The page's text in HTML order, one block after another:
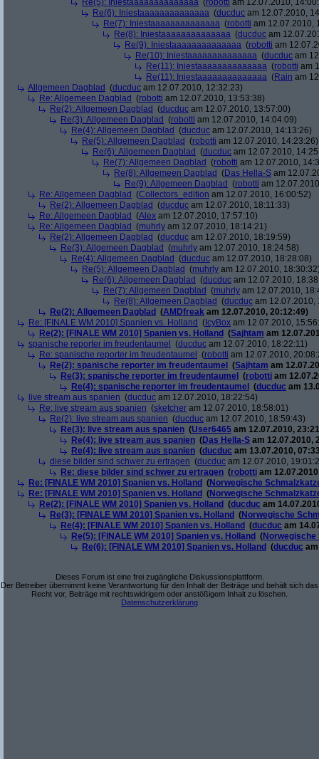
Re(5): Iniestaaaaaaaaaaaaaa ( robotti am 12.07.2010,
Re(6): Iniestaaaaaaaaaaaaaa (ducduc am 12.07.2010,
Re(7): Iniestaaaaaaaaaaaaaa (robotti am 12.07.2010,
Re(8): Iniestaaaaaaaaaaaaaa (ducduc am
Re(9): Iniestaaaaaaaaaaaaaa (robotti am
Re(10): Iniestaaaaaaaaaaaaaa (ducduc am
Re(11): Iniestaaaaaaaaaaaaaa (robotti am
Re(11): Iniestaaaaaaaaaaaaaa (Rain am
Allgemeen Dagblad (ducduc am 12.07.2010, 12:32:23)
Re: Allgemeen Dagblad (robotti am 12.07.2010, 13:53:38)
Re(2): Allgemeen Dagblad (ducduc am 12.07.2010, 13:57:00)
Re(3): Allgemeen Dagblad (robotti am 12.07.2010, 14:04:09)
Re(4): Allgemeen Dagblad (ducduc am 12.07.2010, 14:13:26)
Re(5): Allgemeen Dagblad (robotti am 12.07.2010, 14:23:26)
Re(6): Allgemeen Dagblad (ducduc am 12.07.2010,
Re(7): Allgemeen Dagblad (robotti am 12.07.2010,
Re(8): Allgemeen Dagblad (Das Hella-S am
Re(9): Allgemeen Dagblad (robotti am
Re: Allgemeen Dagblad (Collectors_edition am 12.07.2010, 16:00:52)
Re(2): Allgemeen Dagblad (ducduc am 12.07.2010, 18:11:33)
Re: Allgemeen Dagblad (Alex am 12.07.2010, 17:57:10)
Re: Allgemeen Dagblad (muhrly am 12.07.2010, 18:14:21)
Re(2): Allgemeen Dagblad (ducduc am 12.07.2010, 18:19:59)
Re(3): Allgemeen Dagblad (muhrly am 12.07.2010, 18:24:58)
Re(4): Allgemeen Dagblad (ducduc am 12.07.2010, 18:28:08)
Re(5): Allgemeen Dagblad (muhrly am 12.07.2010,
Re(6): Allgemeen Dagblad (ducduc am 12.07.2010,
Re(7): Allgemeen Dagblad (muhrly am 12.07.2010,
Re(8): Allgemeen Dagblad (ducduc am 12.07.2010,
Re(2): Allgemeen Dagblad (AMDfreak am 12.07.2010, 20:12:49)
Re: [FINALE WM 2010] Spanien vs. Holland ( IcyBox am 12.07.2010,
Re(2): [FINALE WM 2010] Spanien vs. Holland (Sajhtam am
spanische reporter im freudentaumel
(ducduc am 12.07.2010, 18:22:11)
Re: spanische reporter im freudentaumel
(robotti am 12.07.2010,
Re(2): spanische reporter im freudentaumel
(Sajhtam am
Re(3): spanische reporter im freudentaumel
(robotti am
Re(4): spanische reporter im freudentaumel
(ducduc am
live stream aus spanien (ducduc am 12.07.2010, 18:22:54)
Re: live stream aus spanien (sketcher am 12.07.2010, 18:58:01)
Re(2): live stream aus spanien (ducduc am 12.07.2010, 18:59:43)
Re(3): live stream aus spanien (User6465 am 12.07.2010,
Re(4): live stream aus spanien (Das Hella-S am 12.07.2010,
Re(4): live stream aus spanien (ducduc am 13.07.2010,
diese bilder sind schwer zu ertragen (ducduc am 12.07.2010,
Re: diese bilder sind schwer zu ertragen (robotti am
Re: [FINALE WM 2010] Spanien vs. Holland (Norwegische
Re: [FINALE WM 2010] Spanien vs. Holland (Norwegische
Re(2): [FINALE WM 2010] Spanien vs. Holland (ducduc am
Re(3): [FINALE WM 2010] Spanien vs. Holland (Norwegische
Re(4): [FINALE WM 2010] Spanien vs. Holland (ducduc am
Re(5): [FINALE WM 2010] Spanien vs. Holland (
Re(6): [FINALE WM 2010] Spanien vs. Holland (ducduc
Dieses Forum ist eine frei zugängliche Diskussionsplattform.
Der Betreiber übernimmt keine Verantwortung für den Inhalt der Beiträge und behält sich das
Recht vor, Beiträge mit rechtswidrigem oder anstößigem Inhalt zu löschen.
Datenschutzerklärung